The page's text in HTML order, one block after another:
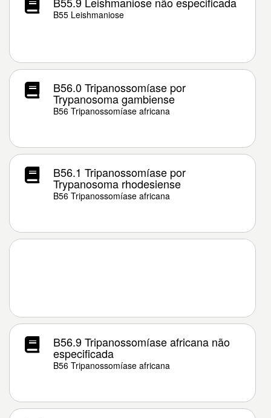
B55 Leishmaniose
B56.0 Tripanossomíase por
Trypanosoma gambiense
B56 Tripanossomíase africana
B56.1 Tripanossomíase por
Trypanosoma rhodesiense
B56 Tripanossomíase africana
B56.9 Tripanossomíase africana não
especificada
B56 Tripanossomíase africana